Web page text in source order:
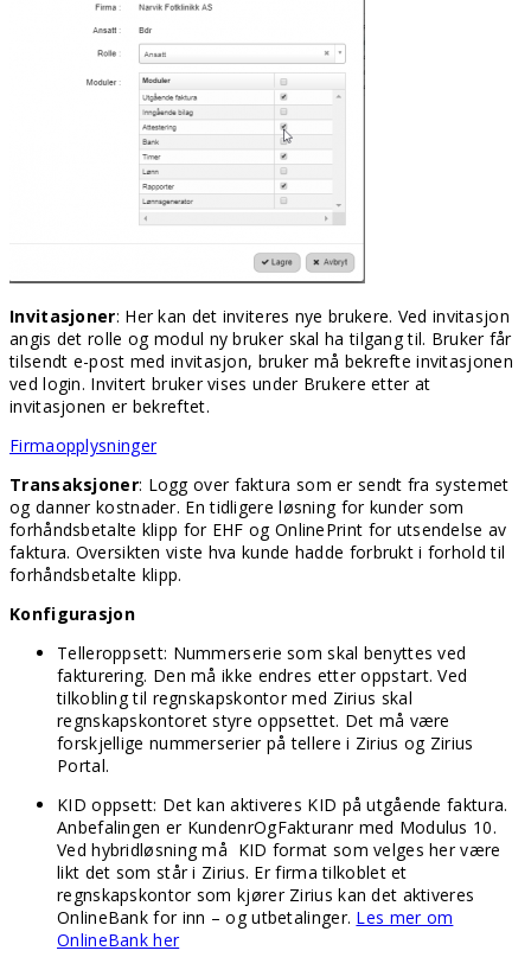
Invitasjoner: Her kan det inviteres nye brukere. Ved invitasjon
angis det rolle og modul ny bruker skal ha tilgang til. Bruker får
tilsendt e-post med invitasjon, bruker må bekrefte invitasjonen
ved login. Invitert bruker vises under Brukere etter at
invitasjonen er bekreftet.
Firmaopplysninger
Transaksjoner: Logg over faktura som er sendt fra systemet
og danner kostnader. En tidligere løsning for kunder som
forhåndsbetalte klipp for EHF og OnlinePrint for utsendelse av
faktura. Oversikten viste hva kunde hadde forbrukt i forhold til
forhåndsbetalte klipp.
Konfigurasjon
Telleroppsett: Nummerserie som skal benyttes ved
fakturering. Den må ikke endres etter oppstart. Ved
tilkobling til regnskapskontor med Zirius skal
regnskapskontoret styre oppsettet. Det må være
forskjellige nummerserier på tellere i Zirius og Zirius
Portal.
KID oppsett: Det kan aktiveres KID på utgående faktura.
Anbefalingen er KundenrOgFakturanr med Modulus 10.
Ved hybridløsning må KID format som velges her være
likt det som står i Zirius. Er firma tilkoblet et
regnskapskontor som kjører Zirius kan det aktiveres
OnlineBank for inn – og utbetalinger. Les mer om
OnlineBank her